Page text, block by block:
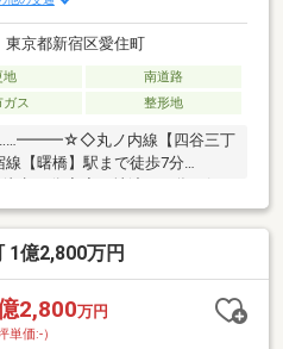
東京都新宿区愛住町
地
南道路
ガス 整形地
丸ノ内線【四谷三丁
【曙橋】駅まで徒歩7分
住宅地につき落ち着いた街並
デルハウスのご案内や建物プ
非、現地をご確認ください！
1億2,800万円
2,800万円
単価:-）